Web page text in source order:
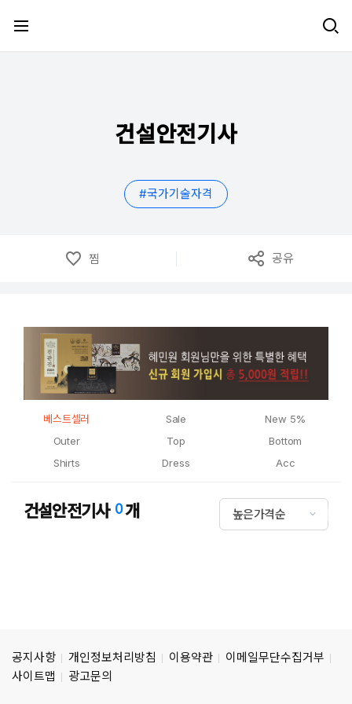
건설안전기사
#국가기술자격
찜 공유
베스트셀러 Sale
New 5%
Outer
Top
Bottom
Shirts
Dress Acc
건설안전기사 0개 높은가격순
공지사항 개인정보처리방침 이용약관
이메일무단수집거부
사이트맵
광고문의